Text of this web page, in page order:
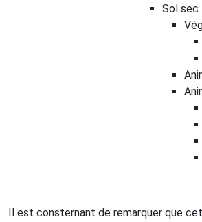
Sol sec
Il est consternant de remarquer que